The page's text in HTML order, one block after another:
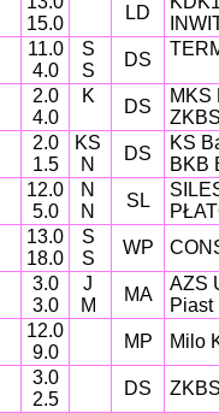
15.0
LD
11.0
4.0
S
S
DS
2.0
4.0
K
DS
MKS
2.0
1.5
KS
N
DS
KS
BKB
12.0
5.0
N
N
SL
13.0
18.0
S
S
WP
3.0
3.0
J
M
MA
AZS
Piast
12.0
9.0
MP Milo
3.0
2.5
DS